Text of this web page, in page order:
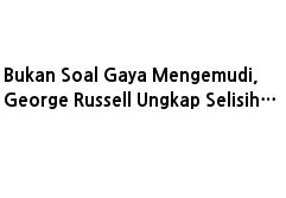
Bukan Soal Gaya Mengemudi,
George Russell Ungkap Selisih